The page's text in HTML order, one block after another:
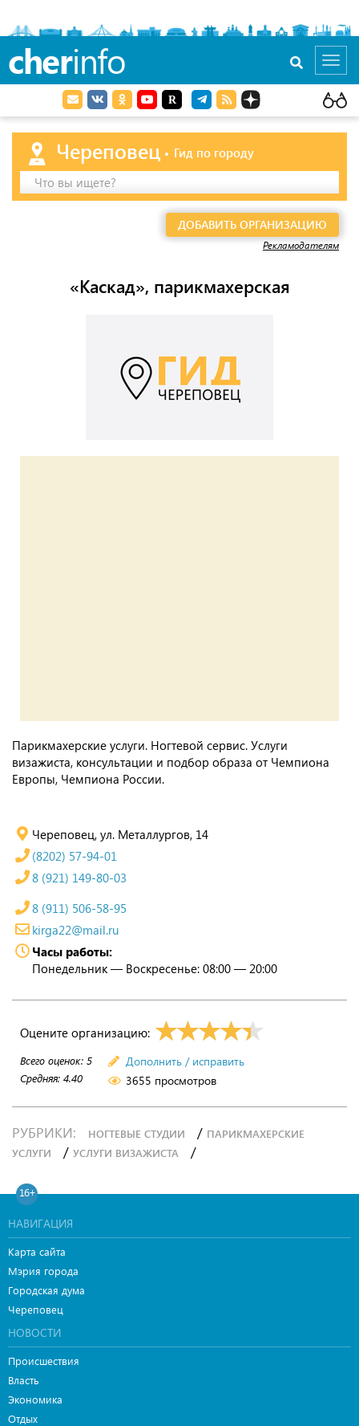
cherinfo
Череповец
Гид по городу
Что вы ищете?
ДОБАВИТЬ ОРГАНИЗАЦИЮ
Рекламодателям
«Каскад», парикмахерская
Парикмахерские услуги. Ногтевой сервис. Услуги
визажиста, консультации и подбор образа от Чемпиона
Европы, Чемпиона России.
Череповец, ул. Металлургов, 14
(8202) 57-94-01
8 (921) 149-80-03
8 (911) 506-58-95
kirga22@mail.ru
Часы работы:
Понедельник — Воскресенье: 08:00 — 20:00
Оцените организацию:
Всего оценок: 5
Средняя: 4.40
Дополнить / исправить
3655 просмотров
РУБРИКИ: НОГТЕВЫЕ СТУДИИ / ПАРИКМАХЕРСКИЕ
УСЛУГИ
/ УСЛУГИ ВИЗАЖИСТА /
16+
НАВИГАЦИЯ
Карта сайта
Мэрия города
Городская дума
Череповец
НОВОСТИ
Происшествия
Власть
Экономика
Отдых